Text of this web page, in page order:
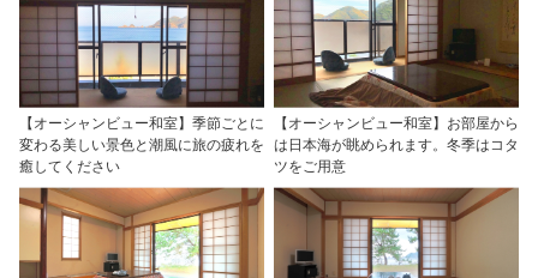
【オーシャンビュー和室】季節ごとに
変わる美しい景色と潮風に旅の疲れを
癒してください
【オーシャンビュー和室】お部屋から
は日本海が眺められます。冬季はコタ
ツをご用意